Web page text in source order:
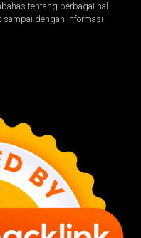
tentang berbagai hal
dengan informasi